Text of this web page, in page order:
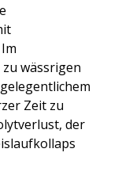
wässrigen
Zeit zu
der